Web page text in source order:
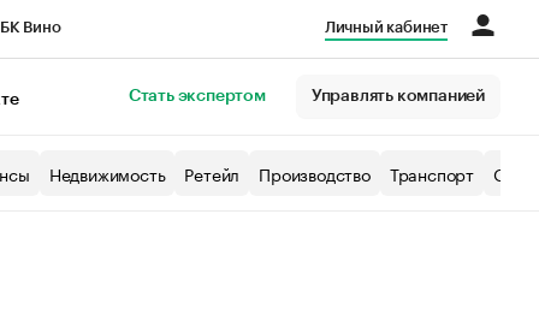
Вино Личный кабинет
Стать экспертом Управлять компанией
Недвижимость Ретейл Производство Транспорт